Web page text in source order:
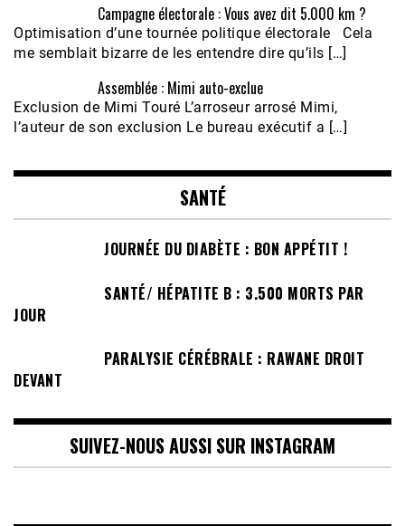
Campagne électorale : Vous avez dit 5.000 km ?
Optimisation d’une tournée politique électorale Cela
me semblait bizarre de les entendre dire qu’ils […]
Assemblée : Mimi auto-exclue
Exclusion de Mimi Touré L’arroseur arrosé Mimi,
l’auteur de son exclusion Le bureau exécutif a […]
SANTÉ
JOURNÉE DU DIABÈTE : BON APPÉTIT !
SANTÉ/ HÉPATITE B : 3.500 MORTS PAR
JOUR
PARALYSIE CÉRÉBRALE : RAWANE DROIT
DEVANT
SUIVEZ-NOUS AUSSI SUR INSTAGRAM